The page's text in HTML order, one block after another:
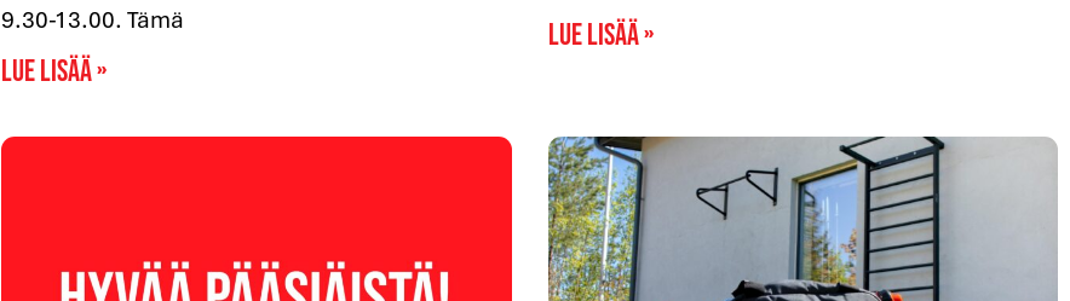
9.30-13.00. Tämä
Lue lisää »
Lue lisää »